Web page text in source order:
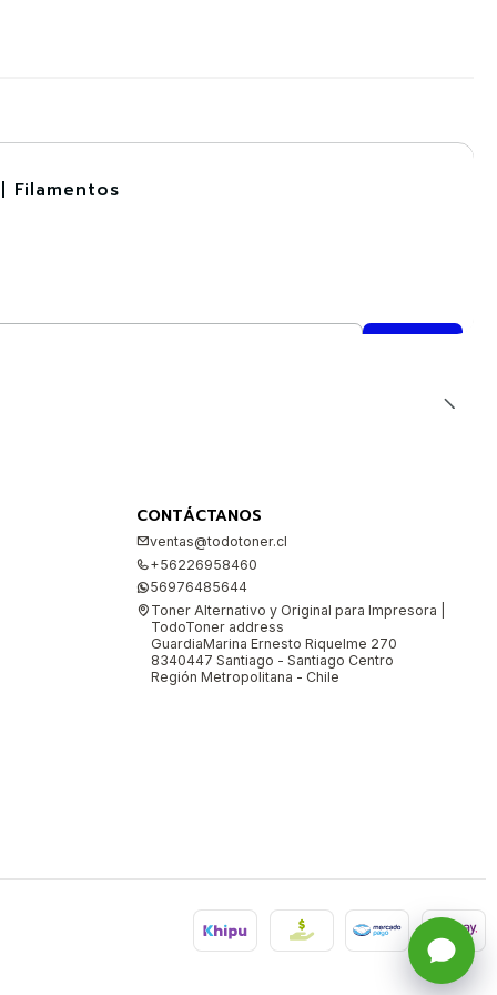
Filamentos
CONTÁCTANOS
ventas@todotoner.cl
+56226958460
56976485644
Toner Alternativo y Original para Impresora |
TodoToner address
GuardiaMarina Ernesto Riquelme 270
8340447 Santiago - Santiago Centro
Región Metropolitana - Chile